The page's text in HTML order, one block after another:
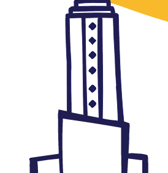
OPINIÓN. Sobre
destrucción del
octubre 24, 2014 Autor: AlFanar